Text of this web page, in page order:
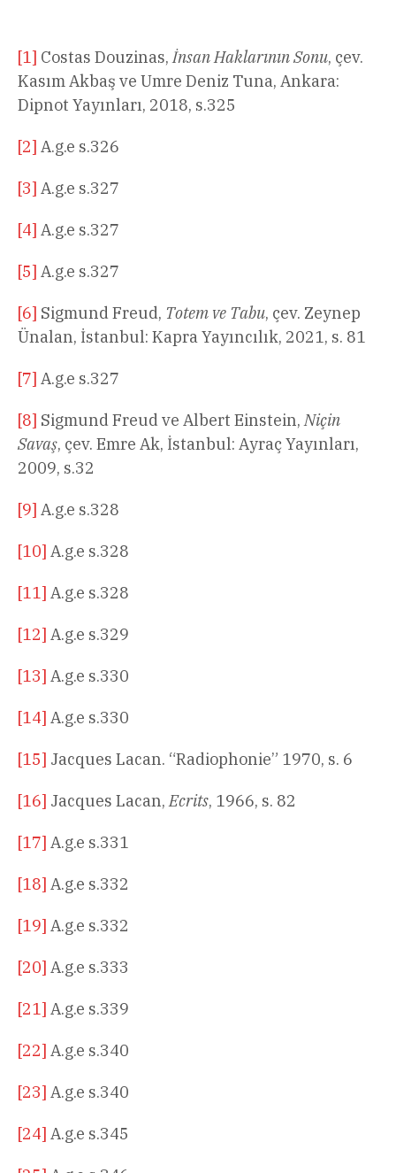
[1] Costas Douzinas,İnsan Haklarının Sonu, çev.
Kasım Akbaş ve Umre Deniz Tuna, Ankara:
Dipnot Yayınları, 2018, s.325
[2] A.g.e s.326
[3] A.g.e s.327
[4] A.g.e s.327
[5] A.g.e s.327
[6] Sigmund Freud, Totem ve Tabu, çev. Zeynep
Ünalan, İstanbul: Kapra Yayıncılık, 2021, s. 81
[7] A.g.e s.327
[8] Sigmund Freud ve Albert Einstein,Niçin
Savaş, çev. Emre Ak, İstanbul: Ayraç Yayınları,
2009, s.32
[9] A.g.e s.328
[10] A.g.e s.328
[11] A.g.e s.328
[12] A.g.e s.329
[13] A.g.e s.330
[14] A.g.e s.330
[15] Jacques Lacan. “Radiophonie” 1970, s. 6
[16] Jacques Lacan,Ecrits, 1966, s. 82
[17] A.g.e s.331
[18] A.g.e s.332
[19] A.g.e s.332
[20] A.g.e s.333
[21] A.g.e s.339
[22] A.g.e s.340
[23] A.g.e s.340
[24] A.g.e s.345